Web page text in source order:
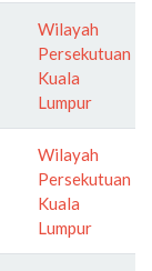
Wilayah
Persekutuan
Kuala
Lumpur
Wilayah
Persekutuan
Kuala
Lumpur